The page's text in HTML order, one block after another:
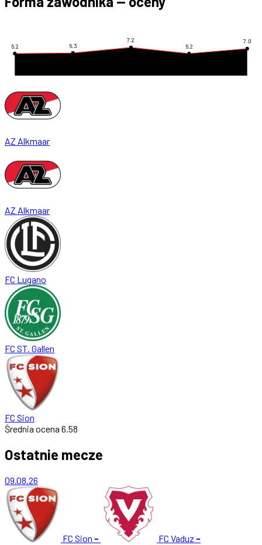
6.2 6.3
7.2
6.2
7.0
AZ Alkmaar
AZ Alkmaar
FC Lugano
FC ST. Gallen
FC Sion
Średnia ocena 6.58
Ostatnie mecze
09.08.26
FC Sion - FC Vaduz -